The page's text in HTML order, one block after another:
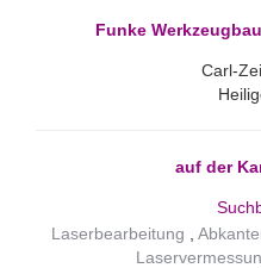
Funke
Carl-
auf der
Laserbearbeitung